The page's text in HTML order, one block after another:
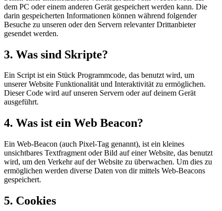
dem PC oder einem anderen Gerät gespeichert werden kann. Die
darin gespeicherten Informationen können während folgender
Besuche zu unseren oder den Servern relevanter Drittanbieter
gesendet werden.
3. Was sind Skripte?
Ein Script ist ein Stück Programmcode, das benutzt wird, um
unserer Website Funktionalität und Interaktivität zu ermöglichen.
Dieser Code wird auf unseren Servern oder auf deinem Gerät
ausgeführt.
4. Was ist ein Web Beacon?
Ein Web-Beacon (auch Pixel-Tag genannt), ist ein kleines
unsichtbares Textfragment oder Bild auf einer Website, das benutzt
wird, um den Verkehr auf der Website zu überwachen. Um dies zu
ermöglichen werden diverse Daten von dir mittels Web-Beacons
gespeichert.
5. Cookies